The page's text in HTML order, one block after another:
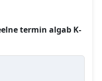
termin algab K-